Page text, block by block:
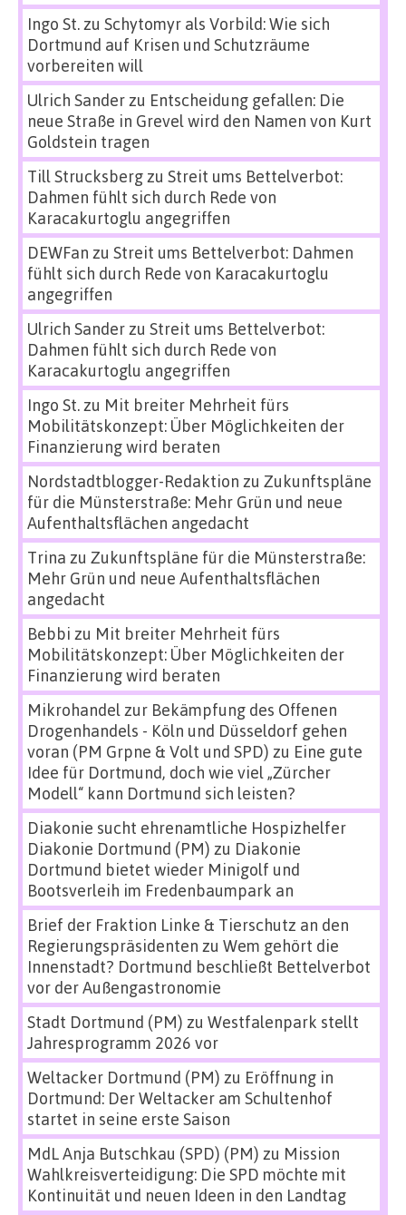
Ingo St.zu Schytomyr als Vorbild: Wie sich
Dortmund auf Krisen und Schutzräume
vorbereiten will
Ulrich Sanderzu Entscheidung gefallen: Die
neue Straße in Grevel wird den Namen von Kurt
Goldstein tragen
Till Strucksbergzu Streit ums Bettelverbot:
Dahmen fühlt sich durch Rede von
Karacakurtoglu angegriffen
DEWFan zu Streit ums Bettelverbot: Dahmen
fühlt sich durch Rede von Karacakurtoglu
angegriffen
Ulrich Sanderzu Streit ums Bettelverbot:
Dahmen fühlt sich durch Rede von
Karacakurtoglu angegriffen
Ingo St.zu Mit breiter Mehrheit fürs
Mobilitätskonzept: Über Möglichkeiten der
Finanzierung wird beraten
Nordstadtblogger-Redaktion zu Zukunftspläne
für die Münsterstraße: Mehr Grün und neue
Aufenthaltsflächen angedacht
Trina zu Zukunftspläne für die Münsterstraße:
Mehr Grün und neue Aufenthaltsflächen
angedacht
Bebbi zu Mit breiter Mehrheit fürs
Mobilitätskonzept: Über Möglichkeiten der
Finanzierung wird beraten
Mikrohandel zur Bekämpfung des Offenen
Drogenhandels - Köln und Düsseldorf gehen
voran (PM Grpne & Volt und SPD) zu Eine gute
Idee für Dortmund, doch wie viel „Zürcher
Modell“ kann Dortmund sich leisten?
Diakonie sucht ehrenamtliche Hospizhelfer
Diakonie Dortmund (PM) zu Diakonie
Dortmund bietet wieder Minigolf und
Bootsverleih im Fredenbaumpark an
Brief der Fraktion Linke & Tierschutz an den
Regierungspräsidenten zu Wem gehört die
Innenstadt? Dortmund beschließt Bettelverbot
vor der Außengastronomie
Stadt Dortmund (PM) zu Westfalenpark stellt
Jahresprogramm 2026 vor
Weltacker Dortmund (PM) zu Eröffnung in
Dortmund: Der Weltacker am Schultenhof
startet in seine erste Saison
MdL Anja Butschkau (SPD) (PM) zu Mission
Wahlkreisverteidigung: Die SPD möchte mit
Kontinuität und neuen Ideen in den Landtag